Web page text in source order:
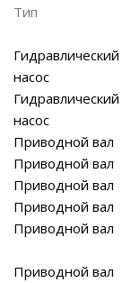
Тип
Гидравлический
насос
Гидравлический
насос
Приводной вал
Приводной вал
Приводной вал
Приводной вал
Приводной вал
Приводной вал